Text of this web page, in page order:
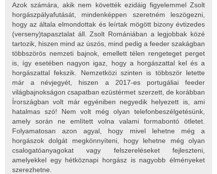
Azok számára, akik nem követték ezidáig figyelemmel Zsolt
horgászpályafutását, mindenképpen szeretném leszögezni,
hogy az általa elmondottak és leírtak mögött bizony évtizedes
(verseny)tapasztalat áll. Zsolt Romániában a legjobbak közé
tartozik, hiszen mind az úszós, mind pedig a feeder szakágban
többszörös nemzeti bajnok, emellett télen rengeteget perget
is, így esetében nagyon igaz, hogy a horgászattal kel és a
horgászattal fekszik. Nemzetközi szinten is többször letette
már a névjegyét, hiszen a 2017-es portugáliai feeder
világbajnokságon csapatban ezüstérmet szerzett, de korábban
Írországban volt már egyéniben negyedik helyezett is, ami
hatalmas szó! Nem volt még olyan telefonbeszélgetésünk,
amely során ne említett volna valami formabontó ötletet.
Folyamatosan azon agyal, hogy mivel lehetne még a
horgászok dolgát megkönnyíteni, hogy lehetne még olyan
csalogatóanyagokat vagy felszereléseket fejleszteni,
amelyekkel egy hétköznapi horgász is nagyobb élményeket
szerezhetne.